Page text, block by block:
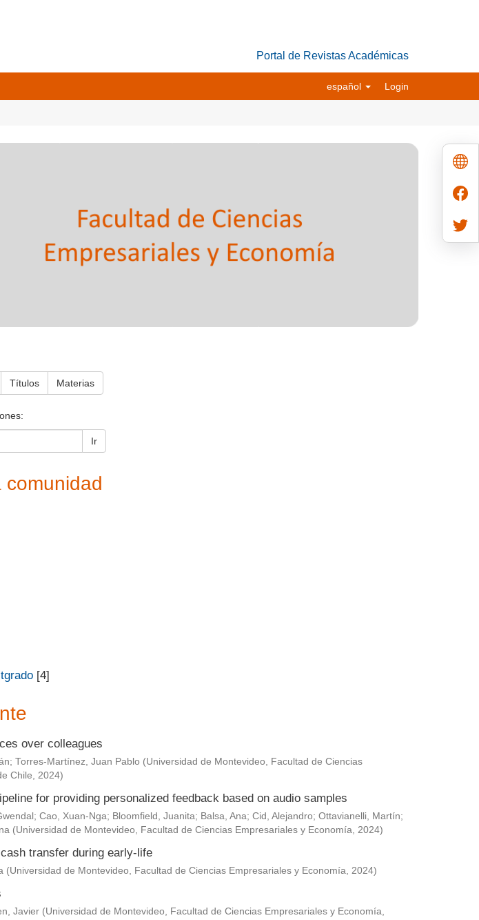
Portal de Revistas Académicas
español Login
Títulos Materias
Ir
comunidad
[4]
over colleagues
; Torres-Martínez, Juan Pablo (Universidad de Montevideo, Facultad de Ciencias
Chile, 2024)
for providing personalized feedback based on audio samples
; Cao, Xuan-Nga; Bloomfield, Juanita; Balsa, Ana; Cid, Alejandro; Ottavianelli, Martín;
(Universidad de Montevideo, Facultad de Ciencias Empresariales y Economía, 2024)
transfer during early-life
(Universidad de Montevideo, Facultad de Ciencias Empresariales y Economía, 2024)
Javier (Universidad de Montevideo, Facultad de Ciencias Empresariales y Economía,